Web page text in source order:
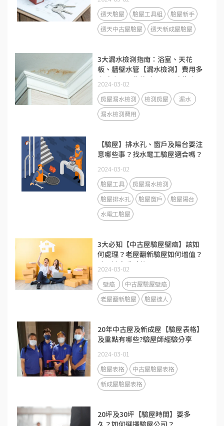
透天驗屋 驗屋工具組
驗屋新手
透天中古屋驗屋
透天新成屋驗屋
3大漏水檢測指南：浴室、天花
板、牆壁水管【漏水檢測】費用多
少才合理？先找驗屋公司才能省更
大！
2024-03-02
房屋漏水檢測 檢測房屋
漏水
漏水檢測費用
【驗屋】排水孔、窗戶及陽台要注
意哪些事？找水電工驗屋適合嗎？
2024-03-02
驗屋工具
房屋漏水檢測
驗屋排水孔
驗屋窗戶
驗屋陽台
水電工驗屋
3大必知【中古屋驗屋壁癌】該如
何處理？老屋翻新驗屋如何增值？
驗屋達人重點整理 ！
2024-03-02
壁癌
中古屋驗屋壁癌
老屋翻新驗屋
驗屋達人
20年中古屋及新成屋【驗屋表格】
及重點有哪些?驗屋師經驗分享
2024-03-01
驗屋表格
中古屋驗屋表格
新成屋驗屋表格
20坪及30坪【驗屋時間】要多
久？如何選擇驗屋公司？